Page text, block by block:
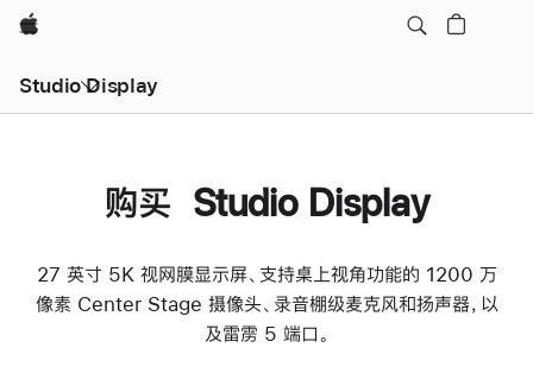
Apple
Studio Display
购买 Studio Display
27 英寸 5K 视网膜显示屏、支持桌上视角功能的 1200 万
像素 Center Stage 摄像头、录音棚级麦克风和扬声器，以
及雷雳 5 端口。